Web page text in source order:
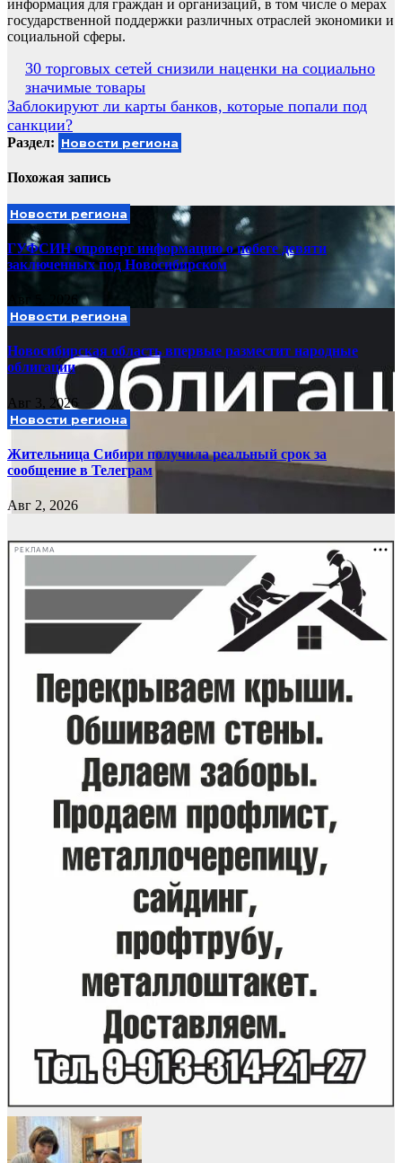
информация для граждан и организаций, в том числе о мерах
государственной поддержки различных отраслей экономики и
социальной сферы.
Навигация
по
записям
30 торговых сетей снизили наценки на социально
значимые товары
Заблокируют ли карты банков, которые попали под
санкции?
Раздел: Новости региона
Похожая запись
Новости региона
ГУФСИН опроверг информацию о побеге девяти
заключенных под Новосибирском
Новости региона
Новосибирская область впервые разместит народные
облигации
Авг 3, 2026
Новости региона
Жительница Сибири получила реальный срок за
сообщение в Телеграм
Авг 2, 2026
РЕКЛАМА